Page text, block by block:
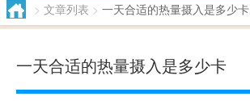
> 文章列表 > 一天合适的热量摄入是多少卡
一天合适的热量摄入是多少卡